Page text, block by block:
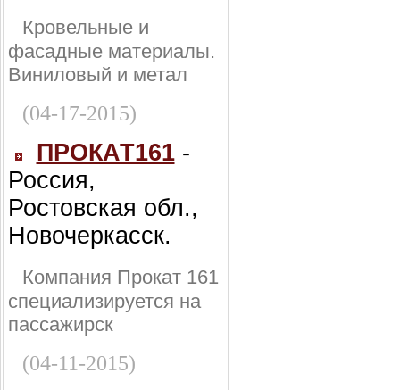
Кровельные и
фасадные материалы.
Виниловый и метал
(04-17-2015)
ПРОКАТ161-
Россия,
Ростовская обл.,
Новочеркасск.
Компания Прокат 161
специализируется на
пассажирск
(04-11-2015)